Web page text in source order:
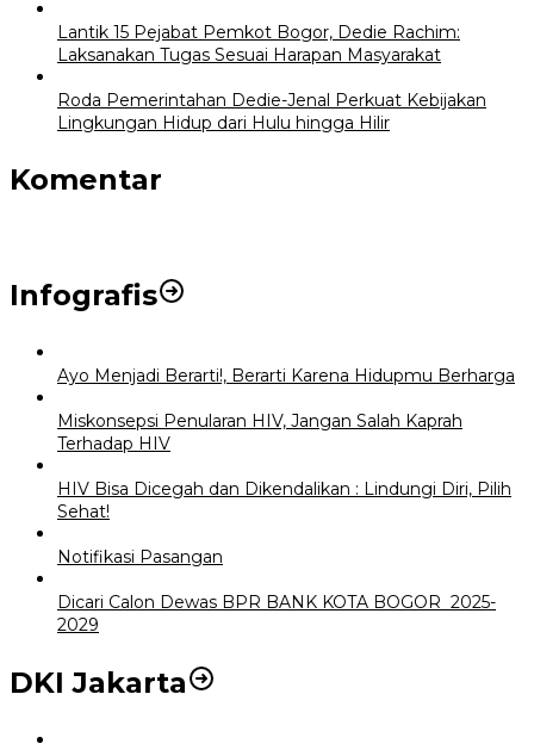
Lantik 15 Pejabat Pemkot Bogor, Dedie Rachim:
Laksanakan Tugas Sesuai Harapan Masyarakat
Roda Pemerintahan Dedie-Jenal Perkuat Kebijakan
Lingkungan Hidup dari Hulu hingga Hilir
Komentar
Infografis
Ayo Menjadi Berarti!, Berarti Karena Hidupmu Berharga
Miskonsepsi Penularan HIV, Jangan Salah Kaprah
Terhadap HIV
HIV Bisa Dicegah dan Dikendalikan : Lindungi Diri, Pilih
Sehat!
Notifikasi Pasangan
Dicari Calon Dewas BPR BANK KOTA BOGOR 2025-
2029
DKI Jakarta